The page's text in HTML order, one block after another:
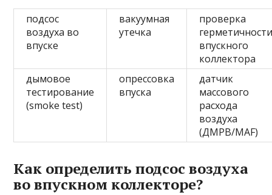
подсос
воздуха во
впуске
вакуумная
утечка
проверка
впускного
коллектора
дымовое
тестирование
(smoke test)
опрессовка
впуска
датчик
массового
расхода
воздуха
(ДМРВ/MAF)
Как определить подсос воздуха
во впускном коллекторе?